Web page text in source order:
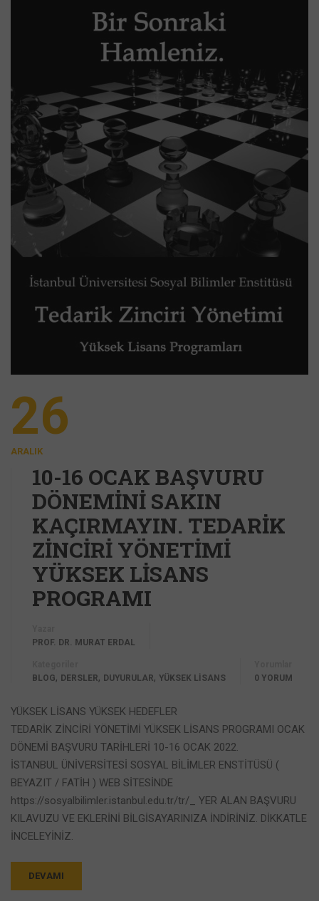
26
ARALIK
10-16 OCAK BAŞVURU
DÖNEMİNİ SAKIN
KAÇIRMAYIN. TEDARİK
ZİNCİRİ YÖNETİMİ
YÜKSEK LİSANS
PROGRAMI
PROF. DR. MURAT ERDAL
BLOG, DERSLER, DUYURULAR, YÜKSEK LİSANS
0 YORUM
YÜKSEK LİSANS YÜKSEK HEDEFLER
TEDARİK ZİNCİRİ YÖNETİMİ YÜKSEK LİSANS PROGRAMI OCAK
DÖNEMİ BAŞVURU TARİHLERİ 10-16 OCAK 2022.
İSTANBUL ÜNİVERSİTESİ SOSYAL BİLİMLER ENSTİTÜSÜ (
BEYAZIT / FATİH ) WEB SİTESİNDE
https://sosyalbilimler.istanbul.edu.tr/tr/_ YER ALAN BAŞVURU
KILAVUZU VE EKLERİNİ BİLGİSAYARINIZA İNDİRİNİZ. DİKKATLE
İNCELEYİNİZ.
DEVAMI